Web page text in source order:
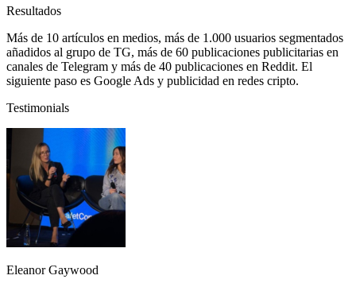
Resultados
Más de 10 artículos en medios, más de 1.000 usuarios segmentados
añadidos al grupo de TG, más de 60 publicaciones publicitarias en
canales de Telegram y más de 40 publicaciones en Reddit. El
siguiente paso es Google Ads y publicidad en redes cripto.
Testimonials
Eleanor Gaywood